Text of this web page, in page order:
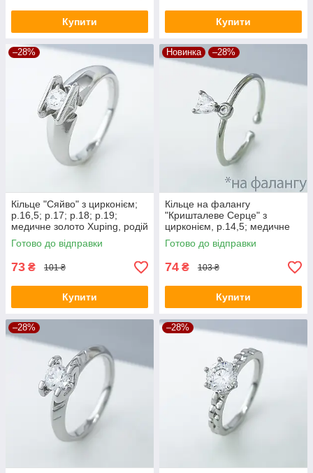
Купити Купити
–28%
Кільце "Сяйво" з цирконієм;
р.16,5; р.17; р.18; р.19;
медичне золото Xuping, родій
Готово до відправки
73 ₴ 101 ₴
Купити
Новинка –28%
Кільце на фалангу
"Кришталеве Серце" з
цирконієм, р.14,5; медичне
золото Xuping, родій
Готово до відправки
74 ₴ 103 ₴
Купити
–28% –28%